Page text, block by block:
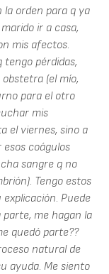
la orden para q ya
ir a casa,
mis afectos.
tengo pérdidas,
(el mío,
para el otro
mis
el viernes, sino a
esos coágulos
sangre q no
Tengo estos
Puede
parte, me hagan la
quedó parte??
natural de
ayuda. Me siento